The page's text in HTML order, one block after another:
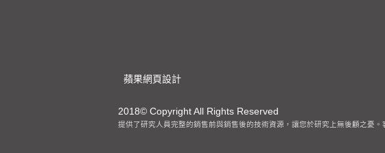
蘋果網頁設計
2018© Copyright All Rights Reserved
客製化抗體提供了研究人員完整的銷售前與銷售後的技術資源，讓您於研究上無後顧之憂